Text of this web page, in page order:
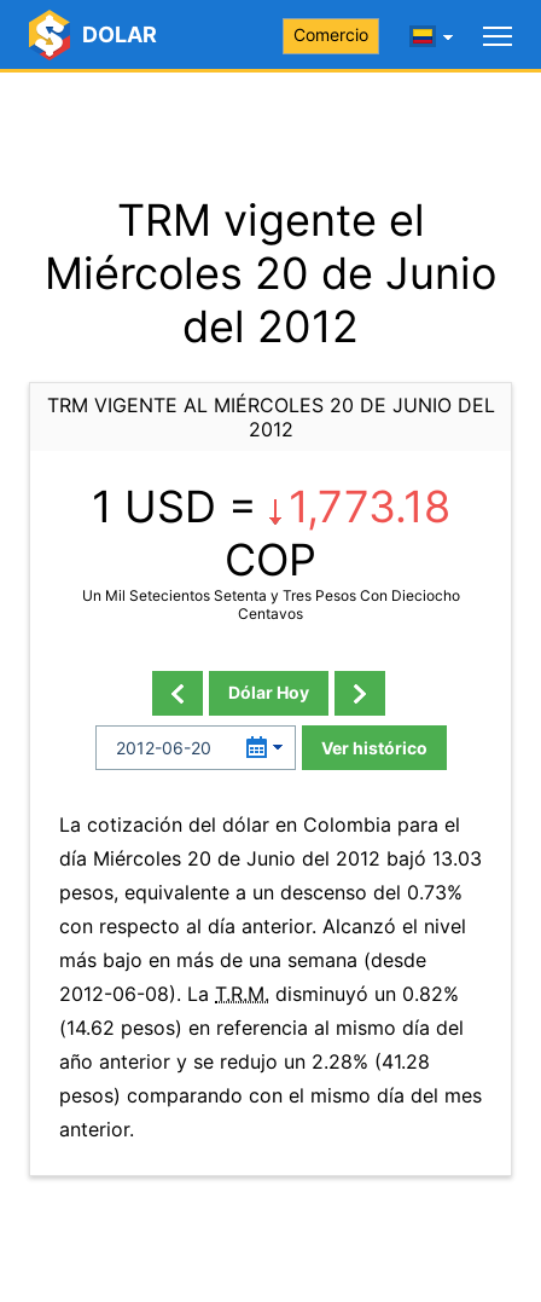
DOLAR Comercio
TRM vigente el
Miércoles 20 de Junio
del 2012
TRM VIGENTE AL MIÉRCOLES 20 DE JUNIO DEL
2012
1 USD =
1,773.18
COP
Un Mil Setecientos Setenta y Tres Pesos Con Dieciocho
Centavos
Dólar Hoy
Ver histórico
La cotización del dólar en Colombia para el
día Miércoles 20 de Junio del 2012 bajó 13.03
pesos, equivalente a un descenso del 0.73%
con respecto al día anterior. Alcanzó el nivel
más bajo en más de una semana (desde
2012-06-08). La T.R.M. disminuyó un 0.82%
(14.62 pesos) en referencia al mismo día del
año anterior y se redujo un 2.28% (41.28
pesos) comparando con el mismo día del mes
anterior.